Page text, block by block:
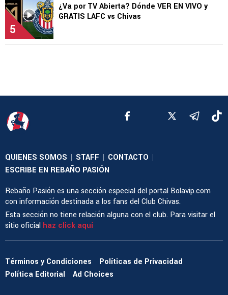
5
¿Va por TV Abierta? Dónde VER EN VIVO y
GRATIS LAFC vs Chivas
QUIENES SOMOS | STAFF | CONTACTO |
ESCRIBE EN REBAÑO PASIÓN
Rebaño Pasión es una sección especial del portal Bolavip.com
con información destinada a los fans del Club Chivas.
Esta sección no tiene relación alguna con el club. Para visitar el
sitio oficial haz click aquí
Términos y Condiciones
Políticas de Privacidad
Política Editorial
Ad Choices